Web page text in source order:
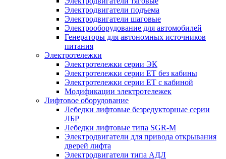
Электродвигатели подъема
Электродвигатели шаговые
Электрооборудование для автомобилей
Генераторы для автономных источников
питания
Электротележки
Электротележки серии ЭК
Электротележки серии ЕТ без кабины
Электротележки серии ЕТ с кабиной
Модификации электротележек
Лифтовое оборудование
Лебедки лифтовые безредукторные серии
ЛБР
Лебедки лифтовые типа SGR-M
Электродвигатели для привода открывания
дверей лифта
Электродвигатели типа АДЛ